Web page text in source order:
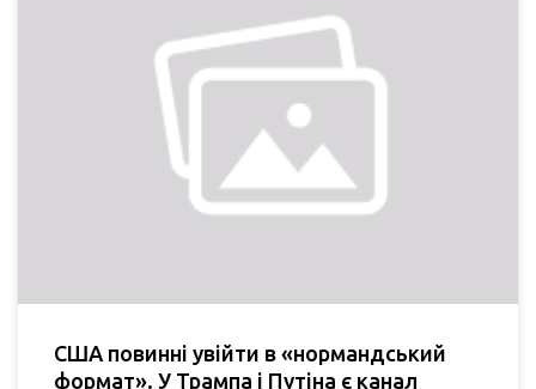
США повинні увійти в «нормандський
формат». У Трампа і Путіна є канал